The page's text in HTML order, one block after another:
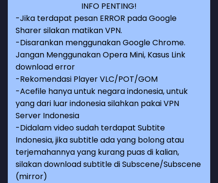
INFO PENTING!
-Jika terdapat pesan ERROR pada Google
Sharer silakan matikan VPN.
-Disarankan menggunakan Google Chrome.
Jangan Menggunakan Opera Mini, Kasus Link
download error
-Rekomendasi Player VLC/POT/GOM
-Acefile hanya untuk negara indonesia, untuk
yang dari luar indonesia silahkan pakai VPN
Server Indonesia
-Didalam video sudah terdapat Subtite
Indonesia, jika subtitle ada yang bolong atau
terjemahannya yang kurang puas di kalian,
silakan download subtitle di Subscene/Subscene
(mirror)